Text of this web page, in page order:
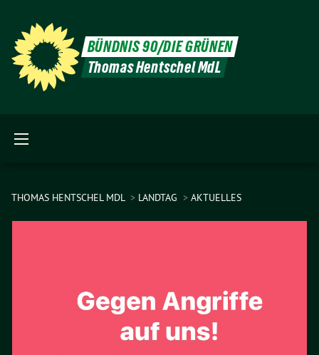
BÜNDNIS 90/DIE GRÜNEN
Thomas Hentschel MdL
THOMAS HENTSCHEL MDL LANDTAG AKTUELLES